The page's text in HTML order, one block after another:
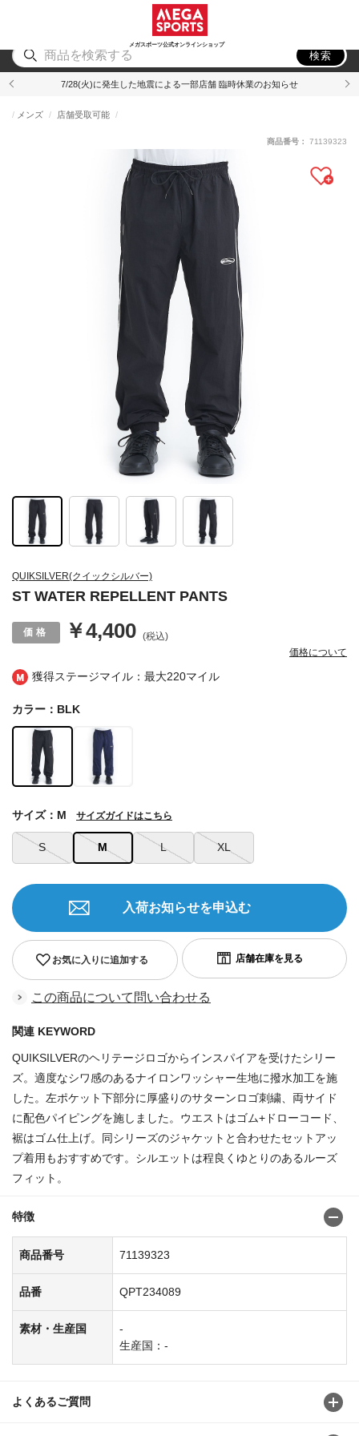
メガスポーツ公式オンラインショップ
アウトドア
検索
7/28(火)に発生した地震による一部店舗 臨時休業のお知らせ
獲得ステージマイル：最大220マイル
QUIKSILVER(クイックシルバー)
ST WATER REPELLENT PANTS
メンズ 店舗受取可能
￥4,400 (税込)
価格について
商品番号： 71139323
カラー：BLK
S M L XL
サイズ：M サイズガイドはこちら
お気に入りに追加する
入荷お知らせを申込む
この商品について問い合わせる
関連 KEYWORD
QUIKSILVERのヘリテージロゴからインスパイアを受けたシリー
ズ。適度なシワ感のあるナイロンワッシャー生地に撥水加工を施
した。左ポケット下部分に厚盛りのサターンロゴ刺繍、両サイド
に配色パイピングを施しました。ウエストはゴム+ドローコード、
裾はゴム仕上げ。同シリーズのジャケットと合わせたセットアッ
プ着用もおすすめです。シルエットは程良くゆとりのあるルーズ
フィット。
特徴
商品番号 71139323
品番 QPT234089
素材・生産国
-
生産国：-
よくあるご質問